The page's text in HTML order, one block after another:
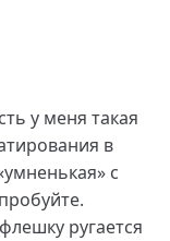
у меня такая
в
с
ругается